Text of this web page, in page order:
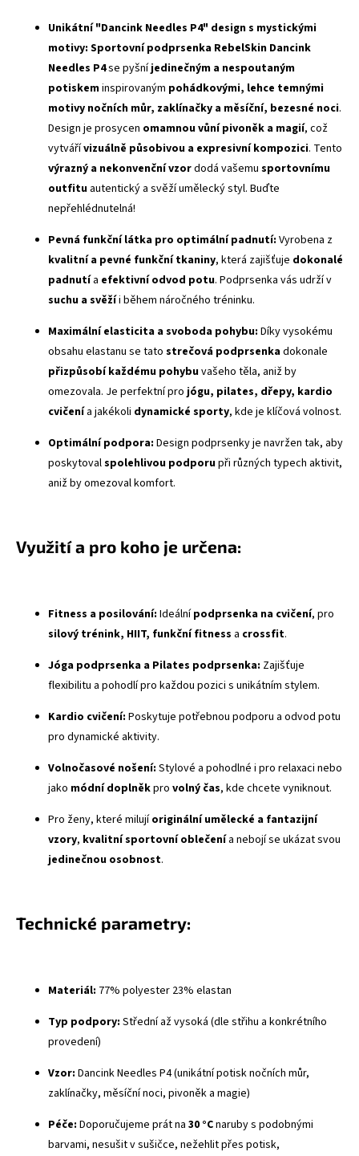
Unikátní "Dancink Needles P4" design s mystickými
motivy: Sportovní podprsenka RebelSkin Dancink
Needles P4se pyšníjedinečným a nespoutaným
potiskeminspirovaným pohádkovými, lehce temnými
motivy nočních můr, zaklínačky a měsíční, bezesné noci.
Design je prosycen omamnou vůní pivoněk a magií, což
vytvářívizuálně působivou a expresivní kompozici. Tento
výrazný a nekonvenční vzordodá vašemu sportovnímu
outfitu autentický a svěží umělecký styl. Buďte
nepřehlédnutelná!
Pevná funkční látka pro optimální padnutí: Vyrobena z
kvalitní a pevné funkční tkaniny, která zajišťuje dokonalé
padnutía efektivní odvod potu. Podprsenka vás udrží v
suchu a svěžíi během náročného tréninku.
Maximální elasticita a svoboda pohybu: Díky vysokému
obsahu elastanu se tato strečová podprsenkadokonale
přizpůsobí každému pohybuvašeho těla, aniž by
omezovala. Je perfektní projógu, pilates, dřepy, kardio
cvičenía jakékoli dynamické sporty, kde je klíčová volnost.
Optimální podpora: Design podprsenky je navržen tak, aby
poskytovalspolehlivou podporupři různých typech aktivit,
aniž by omezoval komfort.
Využití a pro koho je určena:
Fitness a posilování: Ideálnípodprsenka na cvičení, pro
silový trénink, HIIT, funkční fitness a crossfit.
Jóga podprsenka a Pilates podprsenka: Zajišťuje
flexibilitu a pohodlí pro každou pozici s unikátním stylem.
Kardio cvičení: Poskytuje potřebnou podporu a odvod potu
pro dynamické aktivity.
Volnočasové nošení: Stylové a pohodlné i pro relaxaci nebo
jako módní doplněkpro volný čas, kde chcete vyniknout.
Pro ženy, které milujíoriginální umělecké a fantazijní
vzory, kvalitní sportovní oblečenía nebojí se ukázat svou
jedinečnou osobnost.
Technické parametry:
Materiál: 77% polyester 23% elastan
Typ podpory: Střední až vysoká (dle střihu a konkrétního
provedení)
Vzor: Dancink Needles P4 (unikátní potisk nočních můr,
zaklínačky, měsíční noci, pivoněk a magie)
Péče: Doporučujeme prát na 30 °Cnaruby s podobnými
barvami, nesušit v sušičce, nežehlit přes potisk,